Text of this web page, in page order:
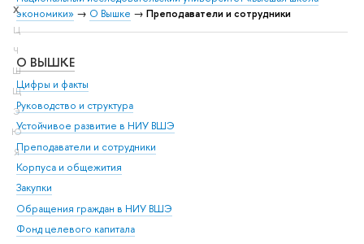
Х
Ц
Ч
Ш
Щ
Э
Ю
Я
экономики» → О Вышке → Преподаватели и сотрудники
О ВЫШКЕ
Цифры и факты
Руководство и структура
Устойчивое развитие в НИУ ВШЭ
Преподаватели и сотрудники
Корпуса и общежития
Закупки
Обращения граждан в НИУ ВШЭ
Фонд целевого капитала